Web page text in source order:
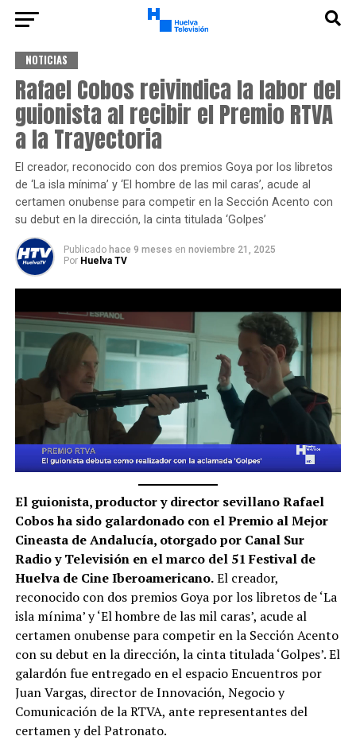
NOTICIAS
Rafael Cobos reivindica la labor del
guionista al recibir el Premio RTVA
a la Trayectoria
El creador, reconocido con dos premios Goya por los libretos
de ‘La isla mínima’ y ‘El hombre de las mil caras’, acude al
certamen onubense para competir en la Sección Acento con
su debut en la dirección, la cinta titulada ‘Golpes’
Publicado hace 9 meses en noviembre 21, 2025
Por Huelva TV
El guionista, productor y director sevillano Rafael
Cobos ha sido galardonado con el Premio al Mejor
Cineasta de Andalucía, otorgado por Canal Sur
Radio y Televisión en el marco del 51 Festival de
Huelva de Cine Iberoamericano.El creador,
reconocido con dos premios Goya por los libretos de ‘La
isla mínima’ y ‘El hombre de las mil caras’, acude al
certamen onubense para competir en la Sección Acento
con su debut en la dirección, la cinta titulada ‘Golpes’. El
galardón fue entregado en el espacio Encuentros por
Juan Vargas, director de Innovación, Negocio y
Comunicación de la RTVA, ante representantes del
certamen y del Patronato.